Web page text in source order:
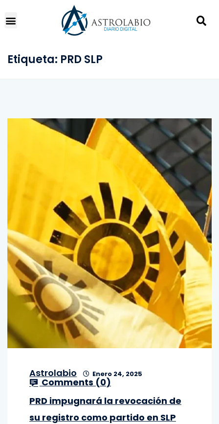
Etiqueta: PRD SLP
Astrolabio Enero 24, 2025
Comments (0)
PRD impugnará la revocación de
su registro como partido en SLP